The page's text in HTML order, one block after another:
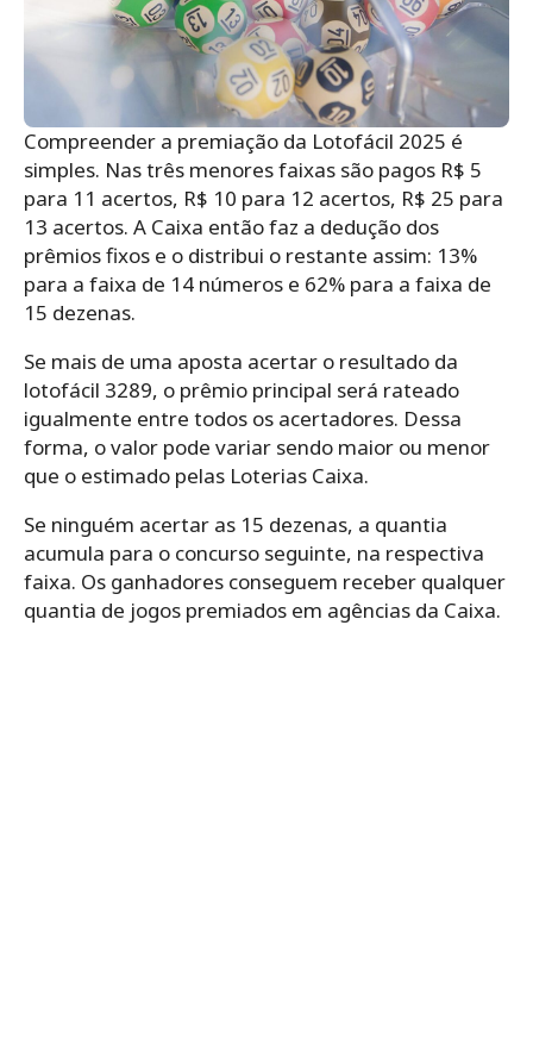
Compreender a premiação da Lotofácil 2025 é
simples. Nas três menores faixas são pagos R$ 5
para 11 acertos, R$ 10 para 12 acertos, R$ 25 para
13 acertos. A Caixa então faz a dedução dos
prêmios fixos e o distribui o restante assim: 13%
para a faixa de 14 números e 62% para a faixa de
15 dezenas.
Se mais de uma aposta acertar o resultado da
lotofácil 3289, o prêmio principal será rateado
igualmente entre todos os acertadores. Dessa
forma, o valor pode variar sendo maior ou menor
que o estimado pelas Loterias Caixa.
Se ninguém acertar as 15 dezenas, a quantia
acumula para o concurso seguinte, na respectiva
faixa. Os ganhadores conseguem receber qualquer
quantia de jogos premiados em agências da Caixa.